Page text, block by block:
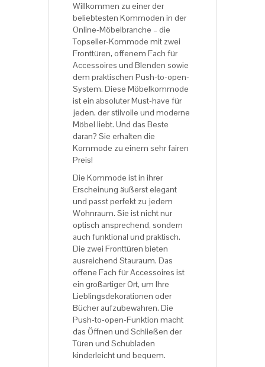
Willkommen zu einer der
beliebtesten Kommoden in der
Online-Möbelbranche – die
Topseller-Kommode mit zwei
Fronttüren, offenem Fach für
Accessoires und Blenden sowie
dem praktischen Push-to-open-
System. Diese Möbelkommode
ist ein absoluter Must-have für
jeden, der stilvolle und moderne
Möbel liebt. Und das Beste
daran? Sie erhalten die
Kommode zu einem sehr fairen
Preis!
Die Kommode ist in ihrer
Erscheinung äußerst elegant
und passt perfekt zu jedem
Wohnraum. Sie ist nicht nur
optisch ansprechend, sondern
auch funktional und praktisch.
Die zwei Fronttüren bieten
ausreichend Stauraum. Das
offene Fach für Accessoires ist
ein großartiger Ort, um Ihre
Lieblingsdekorationen oder
Bücher aufzubewahren. Die
Push-to-open-Funktion macht
das Öffnen und Schließen der
Türen und Schubladen
kinderleicht und bequem.